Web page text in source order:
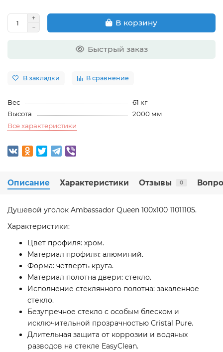
В корзину
Быстрый заказ
В закладки В сравнение
Вес
61 кг
Высота
2000 мм
Все характеристики
Описание Характеристики Отзывы 0
Душевой уголок Ambassador Queen 100х100 11011105.
Характеристики:
Цвет профиля: хром.
Материал профиля: алюминий.
Форма: четверть круга.
Материал полотна двери: стекло.
Исполнение стеклянного полотна: закаленное
стекло.
Безупречное стекло с особым блеском и
исключительной прозрачностью Cristal Pure.
Длительная защита от коррозии и водяных
разводов на стекле EasyClean.